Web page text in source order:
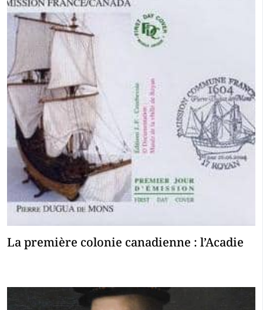
La première colonie canadienne : l’Acadie